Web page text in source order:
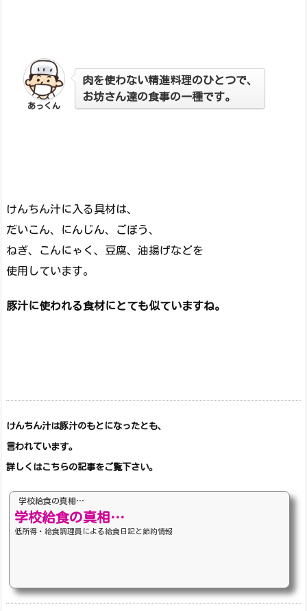
あっくん
肉を使わない精進料理のひとつで、
お坊さん達の食事の一種です。
けんちん汁に入る具材は、
だいこん、にんじん、ごぼう、
ねぎ、こんにゃく、豆腐、油揚げなどを
使用しています。
豚汁に使われる食材にとても似ていますね。
けんちん汁は豚汁のもとになったとも、
言われています。
詳しくはこちらの記事をご覧下さい。
学校給食の真相…
学校給食の真相…
低所得・給食調理員による給食日記と節約情報